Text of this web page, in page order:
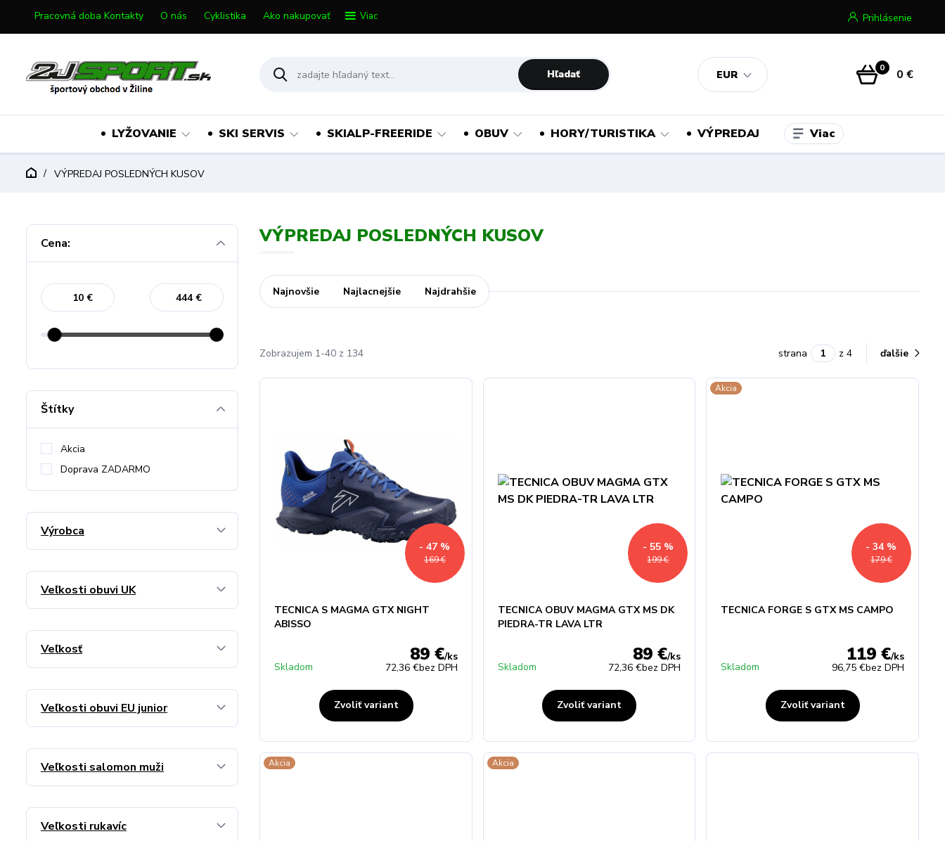
Pracovná doba Kontakty O nás Cyklistika Ako nakupovať Viac
EUR
Prihlásenie
Hľadať 0 0 €
LYŽOVANIE SKI SERVIS SKIALP-FREERIDE OBUV HORY/TURISTIKA VÝPREDAJ Viac
VÝPREDAJ POSLEDNÝCH KUSOV
VÝPREDAJ POSLEDNÝCH KUSOV
Najnovšie Najlacnejšie Najdrahšie
Zobrazujem 1-40 z 134 strana z 4 ďalšie
169 €
- 47 %
TECNICA S MAGMA GTX NIGHT
ABISSO
89 €/ks
72,36 €bez DPH
Skladom
Zvoliť variant
199 €
- 55 %
TECNICA OBUV MAGMA GTX MS DK
PIEDRA-TR LAVA LTR
89 €/ks
72,36 €bez DPH
Skladom
Zvoliť variant
Akcia
179 €
- 34 %
TECNICA FORGE S GTX MS CAMPO
119 €/ks
96,75 €bez DPH
Skladom
Zvoliť variant
Akcia Akcia
Cena:
€ €
Štítky
Akcia
Doprava ZADARMO
Výrobca
Veľkosti obuvi UK
Veľkosť
Veľkosti obuvi EU junior
Veľkosti salomon muži
Veľkosti rukavíc